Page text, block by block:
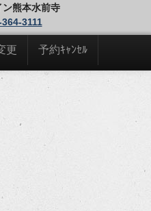
ン熊本水前寺
3111
更 予約ｷｬﾝｾﾙ